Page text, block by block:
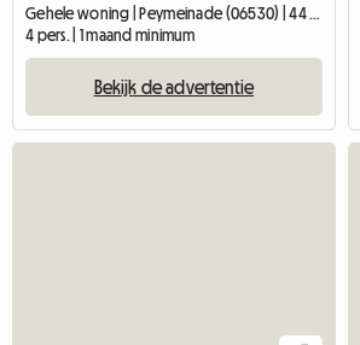
Gehele woning | Peymeinade (06530) | 44 M2
4 pers. | 1 maand minimum
Bekijk de advertentie